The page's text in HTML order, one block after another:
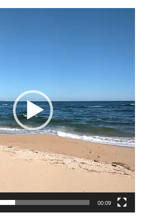
00:09